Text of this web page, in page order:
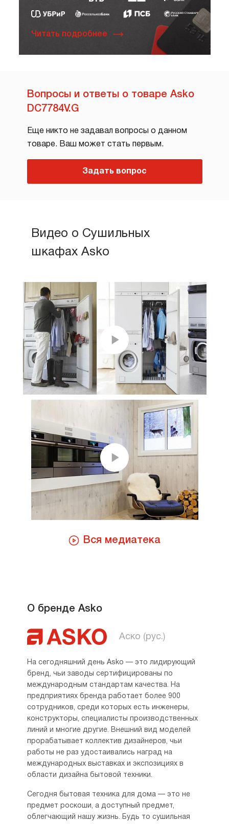
Читать подробнее
Вопросы и ответы о товаре Asko
DC7784V.G
Еще никто не задавал вопросы о данном
товаре. Ваш может стать первым.
Задать вопрос
Видео о Сушильных
шкафах Asko
Вся медиатека
О бренде Asko
Аско (рус.)
На сегодняшний день Asko — это лидирующий
бренд, чьи заводы сертифицированы по
международным стандартам качества. На
предприятиях бренда работает более 900
сотрудников, среди которых есть инженеры,
конструкторы, специалисты производственных
линий и многие другие. Внешний вид моделей
прорабатывает коллектив дизайнеров, чьи
работы не раз удостаивались наград на
международных выставках и экспозициях в
области дизайна бытовой техники.
Сегодня бытовая техника для дома — это не
предмет роскоши, а доступный предмет,
облегчающий нашу жизнь. Будь то сушильная